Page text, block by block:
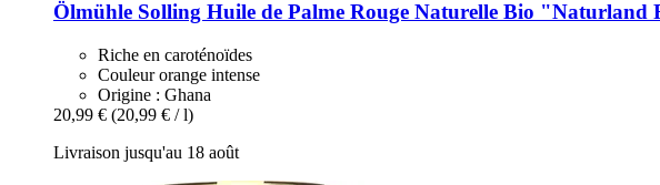
Ölmühle Solling Huile de Palme Rouge Naturelle Bio "Naturland
Riche en caroténoïdes
Couleur orange intense
Origine : Ghana
20,99 € (20,99 € / l)
Livraison jusqu'au 18 août